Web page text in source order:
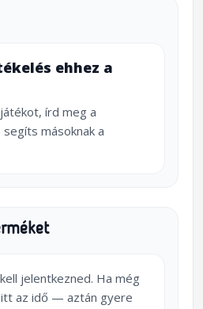
ehhez a
írd meg a
másoknak a
jelentkezned. Ha még
az idő — aztán gyere